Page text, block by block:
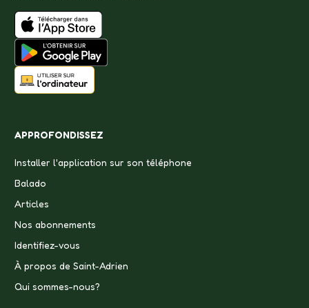
APPROFONDISSEZ
Installer l'application sur son téléphone
Balado
Articles
Nos abonnements
Identifiez-vous
À propos de Saint-Adrien
Qui sommes-nous?